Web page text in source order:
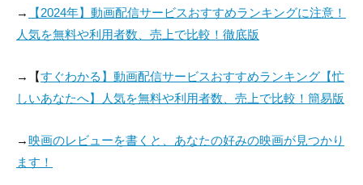
→
【2024年】動画配信サービスおすすめランキングに注意！
人気を無料や利用者数、売上で比較！徹底版
→【すぐわかる】動画配信サービスおすすめランキング【忙
しいあなたへ】人気を無料や利用者数、売上で比較！簡易版
→映画のレビューを書くと、あなたの好みの映画が見つかり
ます！